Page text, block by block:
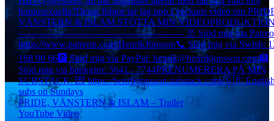
PRIDE, VÄNSTERN & ISLAM – Trailer
YouTube Video